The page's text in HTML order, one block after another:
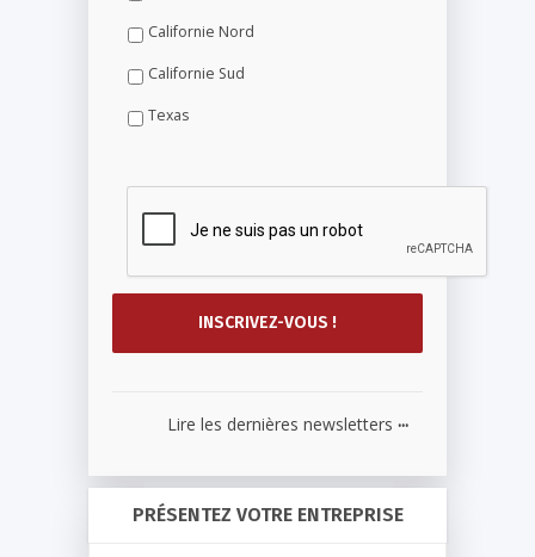
Californie Nord
Californie Sud
Texas
Lire les dernières newsletters ...
PRÉSENTEZ VOTRE ENTREPRISE